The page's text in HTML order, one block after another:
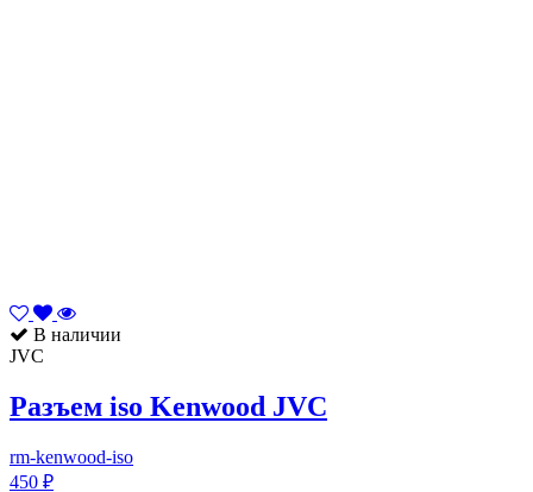
В наличии
JVC
Разъем iso Kenwood JVC
rm-kenwood-iso
450 ₽